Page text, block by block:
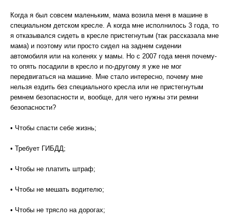
Когда я был совсем маленьким, мама возила меня в машине в
специальном детском кресле. А когда мне исполнилось 3 года, то
я отказывался сидеть в кресле пристегнутым (так рассказала мне
мама) и поэтому или просто сидел на заднем сидении
автомобиля или на коленях у мамы. Но с 2007 года меня почему-
то опять посадили в кресло и по-другому я уже не мог
передвигаться на машине. Мне стало интересно, почему мне
нельзя ездить без специального кресла или не пристегнутым
ремнем безопасности и, вообще, для чего нужны эти ремни
безопасности?
• Чтобы спасти себе жизнь;
• Требует ГИБДД;
• Чтобы не платить штраф;
• Чтобы не мешать водителю;
• Чтобы не трясло на дорогах;